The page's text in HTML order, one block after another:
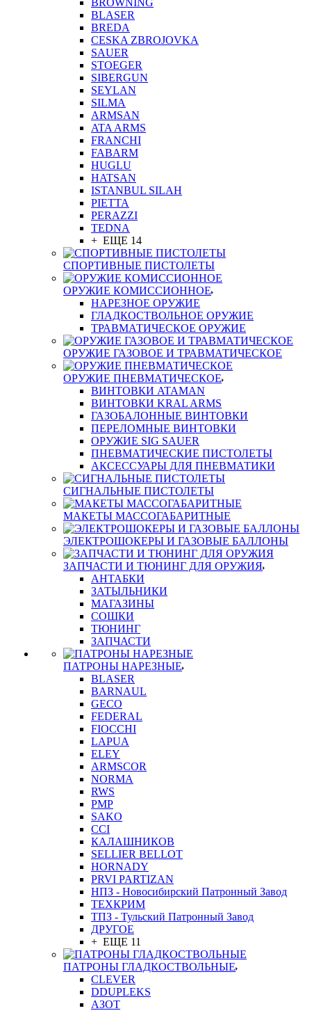
BROWNING
BLASER
BREDA
CESKA ZBROJOVKA
SAUER
STOEGER
SIBERGUN
SEYLAN
SILMA
ARMSAN
ATA ARMS
FRANCHI
FABARM
HUGLU
HATSAN
ISTANBUL SILAH
PIETTA
PERAZZI
TEDNA
+ ЕЩЕ 14
СПОРТИВНЫЕ ПИСТОЛЕТЫ
ОРУЖИЕ КОМИССИОННОЕ
НАРЕЗНОЕ ОРУЖИЕ
ГЛАДКОСТВОЛЬНОЕ ОРУЖИЕ
ТРАВМАТИЧЕСКОЕ ОРУЖИЕ
ОРУЖИЕ ГАЗОВОЕ И ТРАВМАТИЧЕСКОЕ
ОРУЖИЕ ПНЕВМАТИЧЕСКОЕ
ВИНТОВКИ ATAMAN
ВИНТОВКИ KRAL ARMS
ГАЗОБАЛОННЫЕ ВИНТОВКИ
ПЕРЕЛОМНЫЕ ВИНТОВКИ
ОРУЖИЕ SIG SAUER
ПНЕВМАТИЧЕСКИЕ ПИСТОЛЕТЫ
АКСЕССУАРЫ ДЛЯ ПНЕВМАТИКИ
СИГНАЛЬНЫЕ ПИСТОЛЕТЫ
МАКЕТЫ МАССОГАБАРИТНЫЕ
ЭЛЕКТРОШОКЕРЫ И ГАЗОВЫЕ БАЛЛОНЫ
ЗАПЧАСТИ И ТЮНИНГ ДЛЯ ОРУЖИЯ
АНТАБКИ
ЗАТЫЛЬНИКИ
МАГАЗИНЫ
СОШКИ
ТЮНИНГ
ЗАПЧАСТИ
ПАТРОНЫ НАРЕЗНЫЕ
BLASER
BARNAUL
GEСO
FEDERAL
FIOCCHI
LAPUA
ELEY
ARMSCOR
NORMA
RWS
PMP
SAKO
CCI
КАЛАШНИКОВ
SELLIER BELLOT
HORNADY
PRVI PARTIZAN
НПЗ - Новосибирский Патронный Завод
ТЕХКРИМ
ТПЗ - Тульский Патронный Завод
ДРУГОЕ
+ ЕЩЕ 11
ПАТРОНЫ ГЛАДКОСТВОЛЬНЫЕ
CLEVER
DDUPLEKS
АЗОТ